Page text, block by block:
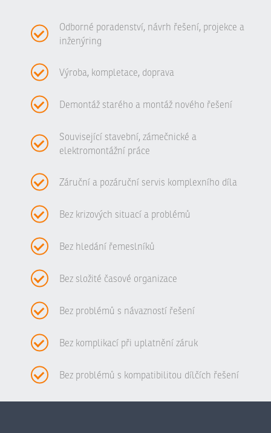
Odborné poradenství, návrh řešení, projekce a
inženýring
Výroba, kompletace, doprava
Demontáž starého a montáž nového řešení
Související stavební, zámečnické a
elektromontážní práce
Záruční a pozáruční servis komplexního díla
Bez krizových situací a problémů
Bez hledání řemeslníků
Bez složité časové organizace
Bez problémů s návazností řešení
Bez komplikací při uplatnění záruk
Bez problémů s kompatibilitou dílčích řešení